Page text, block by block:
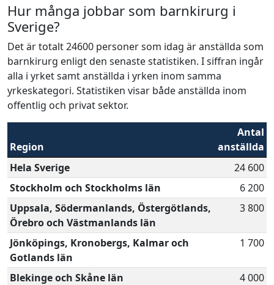
Hur många jobbar som barnkirurg i
Sverige?
Det är totalt 24600 personer som idag är anställda som
barnkirurg enligt den senaste statistiken. I siffran ingår
alla i yrket samt anställda i yrken inom samma
yrkeskategori. Statistiken visar både anställda inom
offentlig och privat sektor.
Region
Antal
anställda
Hela Sverige
24 600
Stockholm och Stockholms län
6 200
Uppsala, Södermanlands, Östergötlands,
Örebro och Västmanlands län
3 800
Jönköpings, Kronobergs, Kalmar och
Gotlands län
1 700
Blekinge och Skåne län
4 000